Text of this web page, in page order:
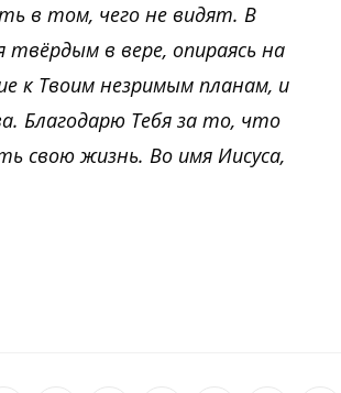
в том, чего не видят. В
в вере, опираясь на
к Твоим незримым планам, и
Благодарю Тебя за то, что
свою жизнь. Во имя Иисуса,